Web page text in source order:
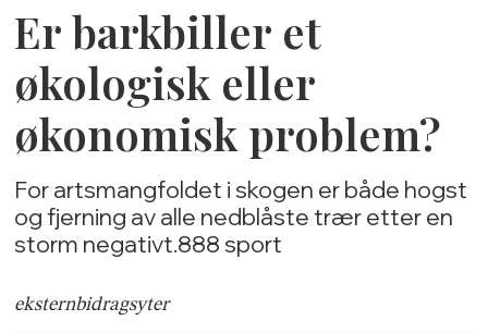
Er barkbiller et
økologisk eller
økonomisk problem?
For artsmangfoldet i skogen er både hogst
og fjerning av alle nedblåste trær etter en
storm negativt.888 sport
eksternbidragsyter